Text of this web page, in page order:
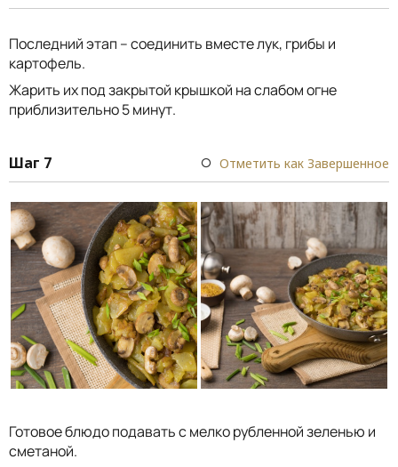
Последний этап – соединить вместе лук, грибы и
картофель.
Жарить их под закрытой крышкой на слабом огне
приблизительно 5 минут.
Шаг 7 Отметить как Завершенное
Готовое блюдо подавать с мелко рубленной зеленью и
сметаной.